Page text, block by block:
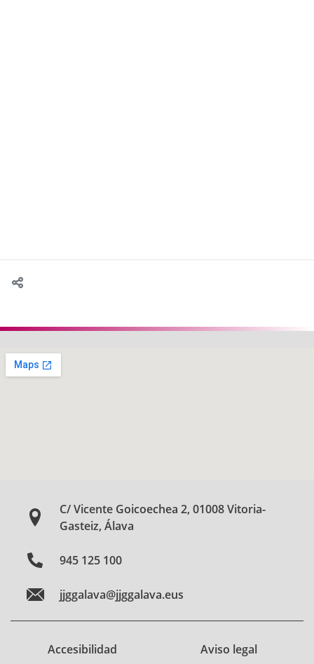
C/ Vicente Goicoechea 2, 01008 Vitoria-
Gasteiz, Álava
945 125 100
jjggalava@jjggalava.eus
Accesibilidad Aviso legal